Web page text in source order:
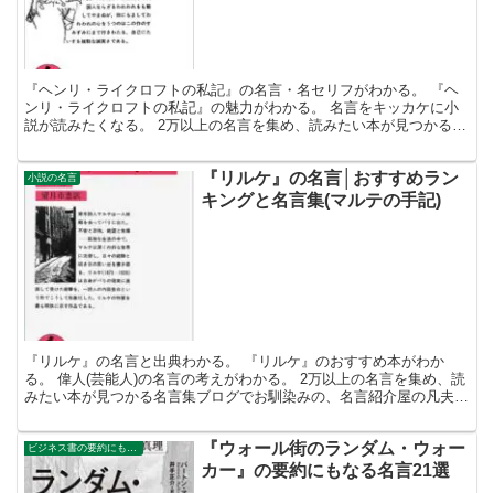
『ヘンリ・ライクロフトの私記』の名言・名セリフがわかる。 『ヘ
ンリ・ライクロフトの私記』の魅力がわかる。 名言をキッカケに小
説が読みたくなる。 2万以上の名言を集め、読みたい本が見つかる名
小説の名言
『リルケ』の名言│おすすめラン
キングと名言集(マルテの手記)
『リルケ』の名言と出典わかる。 『リルケ』のおすすめ本がわか
る。 偉人(芸能人)の名言の考えがわかる。 2万以上の名言を集め、読
みたい本が見つかる名言集ブログでお馴染みの、名言紹介屋の凡夫で
ビジネス書の要約にもなる名言集
『ウォール街のランダム・ウォー
カー』の要約にもなる名言21選